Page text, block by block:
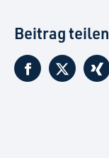
Beitrag teilen